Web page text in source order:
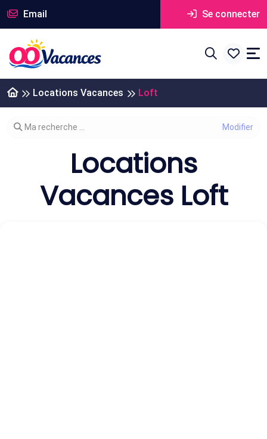
Email Se connecter
Locations Vacances Loft
Modifier votre recherche
Ma recherche ...
Locations
Vacances Loft